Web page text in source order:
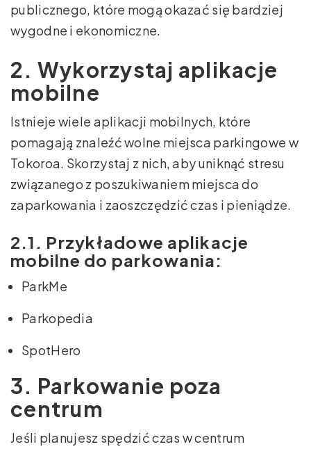
publicznego, które mogą okazać się bardziej
wygodne i ekonomiczne.
2. Wykorzystaj aplikacje
mobilne
Istnieje wiele aplikacji mobilnych, które
pomagają znaleźć wolne miejsca parkingowe w
Tokoroa. Skorzystaj z nich, aby uniknąć stresu
związanego z poszukiwaniem miejsca do
zaparkowania i zaoszczędzić czas i pieniądze.
2.1. Przykładowe aplikacje
mobilne do parkowania:
ParkMe
Parkopedia
SpotHero
3. Parkowanie poza
centrum
Jeśli planujesz spędzić czas w centrum